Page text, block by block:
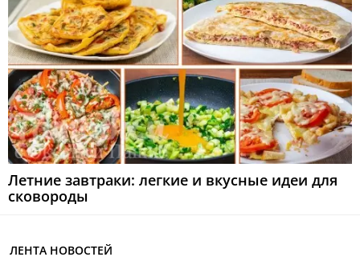
Летние завтраки: легкие и вкусные идеи для
сковороды
ЛЕНТА НОВОСТЕЙ